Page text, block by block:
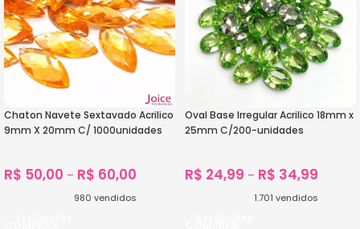
Chaton Navete Sextavado Acrilico
9mm X 20mm C/ 1000unidades
R$ 50,00 – R$ 60,00
980 vendidos
Oval Base Irregular Acrilico 18mm x
25mm C/200-unidades
R$ 24,99 – R$ 34,99
1.701 vendidos